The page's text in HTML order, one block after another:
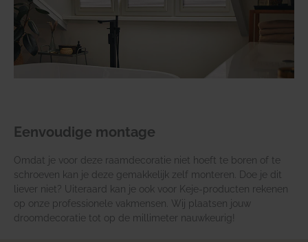
Eenvoudige montage
Omdat je voor deze raamdecoratie niet hoeft te boren of te
schroeven kan je deze gemakkelijk zelf monteren. Doe je dit
liever niet? Uiteraard kan je ook voor Keje-producten rekenen
op onze professionele vakmensen. Wij plaatsen jouw
droomdecoratie tot op de millimeter nauwkeurig!